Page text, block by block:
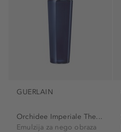
GUERLAIN
Orchidee Imperiale The...
Emulzija za nego obraza